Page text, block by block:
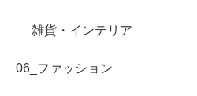
雑貨・インテリア
06_ファッション